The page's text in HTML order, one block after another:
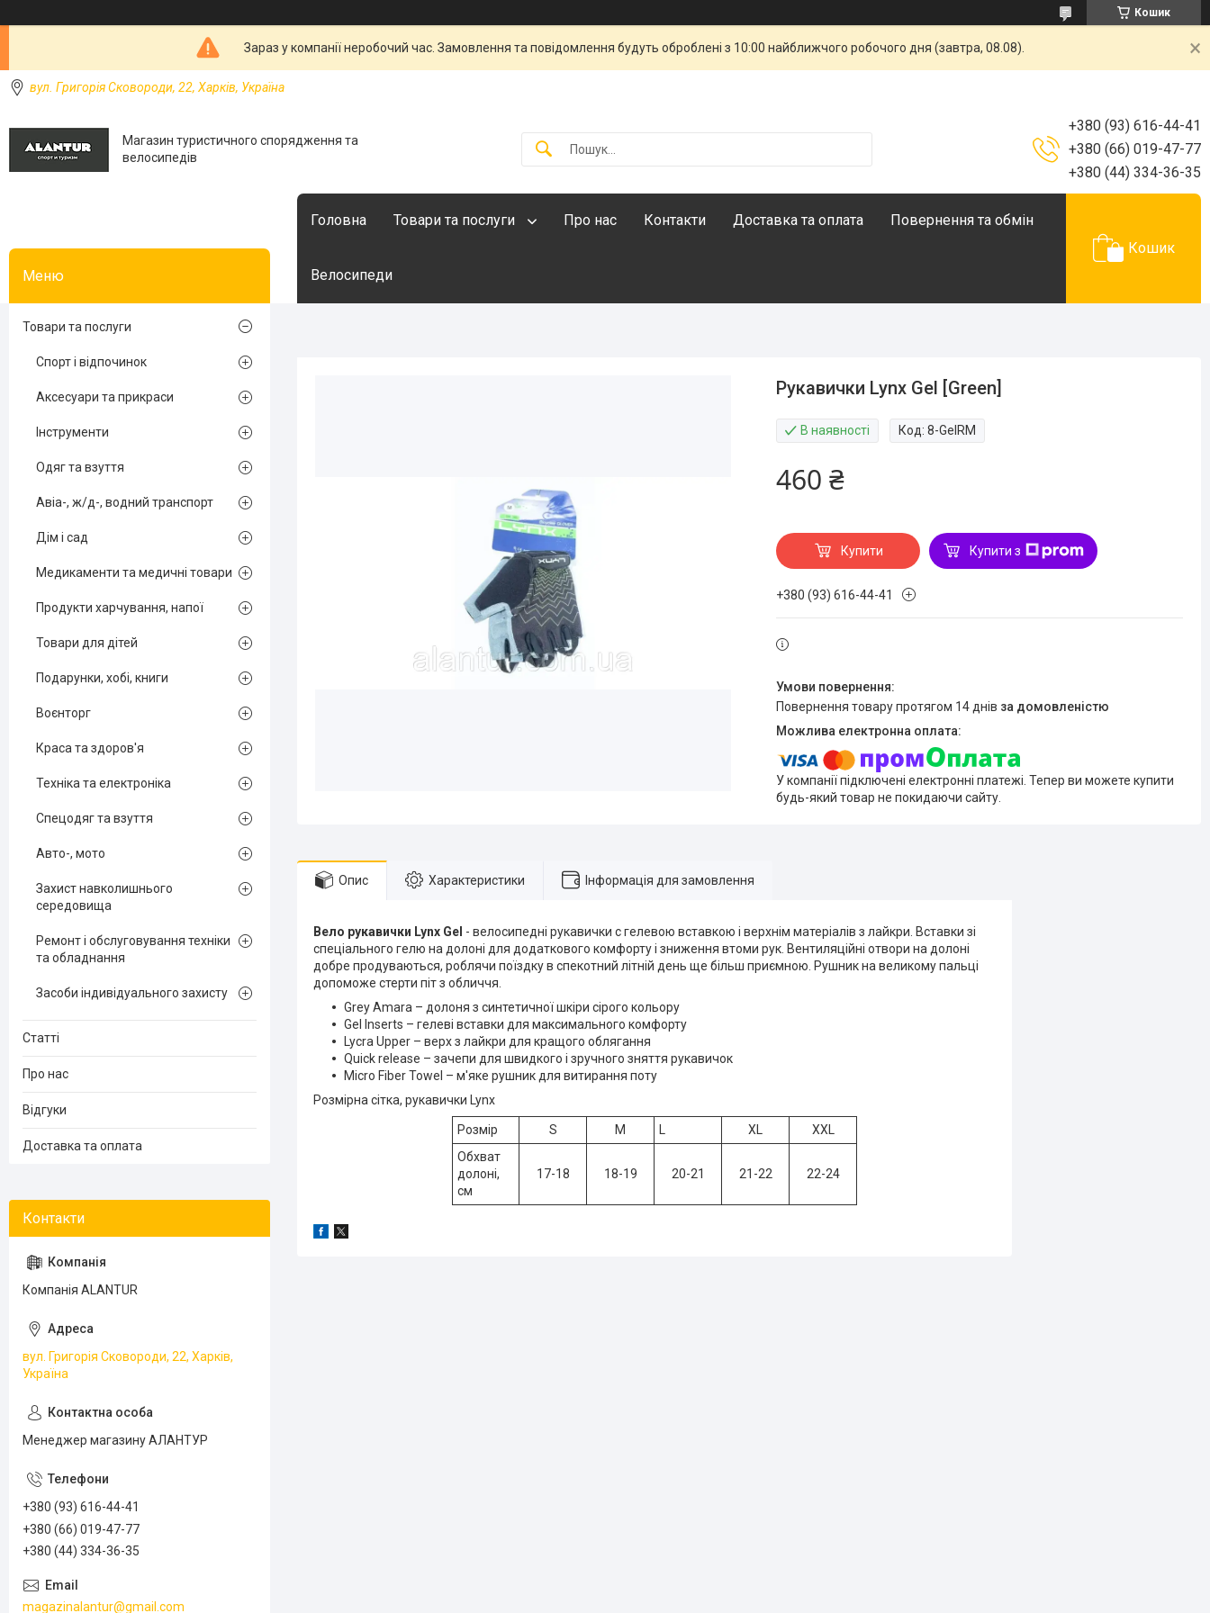
Кошик
Зараз у компанії неробочий час. Замовлення та повідомлення будуть оброблені з 10:00 найближчого робочого дня (завтра, 08.08).
вул. Григорія Сковороди, 22, Харків, Україна
Магазин туристичного спорядження та
велосипедів
+380 (93) 616-44-41
+380 (66) 019-47-77
+380 (44) 334-36-35
Головна Товари та послуги Про нас Контакти Доставка та оплата Повернення та обмін
Велосипеди
Кошик
Рукавички Lynx Gel [Green]
В наявності Код:8-GelRM
460 ₴
Купити Купити з
+380 (93) 616-44-41
повернення товару протягом 14 днів за домовленістю
У компанії підключені електронні платежі. Тепер ви можете купити
будь-який товар не покидаючи сайту.
Опис Характеристики Інформація для замовлення
Вело рукавички Lynx Gel - велосипедні рукавички c гелевою вставкою і верхнім матеріалів з лайкри. Вставки зі
спеціального гелю на долоні для додаткового комфорту і зниження втоми рук. Вентиляційні отвори на долоні
добре продуваються, роблячи поїздку в спекотний літній день ще більш приємною. Рушник на великому пальці
допоможе стерти піт з обличчя.
Grey Amara – долоня з синтетичної шкіри сірого кольору
Gel Inserts – гелеві вставки для максимального комфорту
Lycra Upper – верх з лайкри для кращого облягання
Quick release – зачепи для швидкого і зручного зняття рукавичок
Micro Fiber Towel – м'яке рушник для витирання поту
Розмірна сітка, рукавички Lynx
Розмір S M L XL
XXL
Обхват
долоні,
см
17-18 18-19 20-21 21-22 22-24
Товари та послуги
Спорт і відпочинок
Аксесуари та прикраси
Інструменти
Одяг та взуття
Авіа-, ж/д-, водний транспорт
Дім і сад
Медикаменти та медичні товари
Продукти харчування, напої
Товари для дітей
Подарунки, хобі, книги
Воєнторг
Краса та здоров'я
Техніка та електроніка
Спецодяг та взуття
Авто-, мото
Захист навколишнього
середовища
Ремонт і обслуговування техніки
та обладнання
Засоби індивідуального захисту
Статті
Про нас
Відгуки
Доставка та оплата
Компанія ALANTUR
вул. Григорія Сковороди, 22, Харків,
Україна
Менеджер магазину АЛАНТУР
+380 (93) 616-44-41
+380 (66) 019-47-77
+380 (44) 334-36-35
magazinalantur@gmail.com